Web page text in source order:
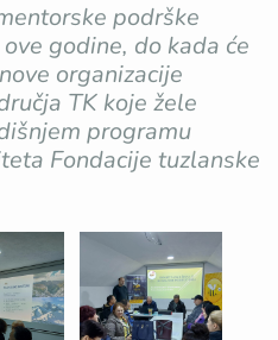
podrške
godine, do kada će
organizacije
TK koje žele
programu
Fondacije tuzlanske